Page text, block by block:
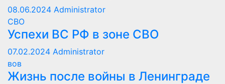
08.06.2024 Administrator
СВО
Успехи ВС РФ в зоне СВО
07.02.2024 Administrator
вов
Жизнь после войны в Ленинграде